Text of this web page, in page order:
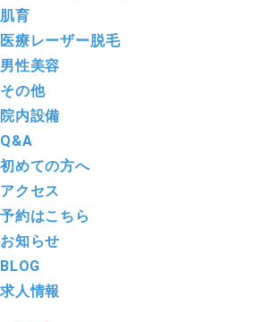
肌育
医療レーザー脱毛
男性美容
その他
院内設備
Q&A
初めての方へ
アクセス
予約はこちら
お知らせ
BLOG
求人情報